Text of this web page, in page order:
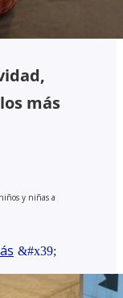
más
y niñas a